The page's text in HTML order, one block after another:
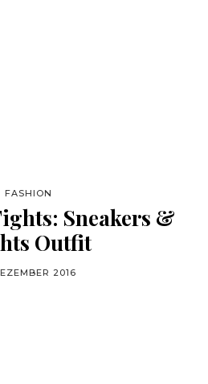
FASHION
Sneakers &
Outfit
2016